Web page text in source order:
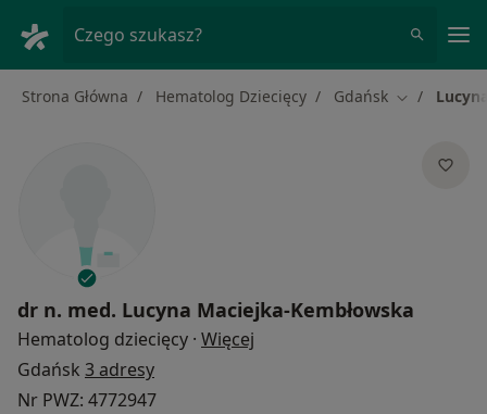
Czego szukasz?
Strona Główna Hematolog Dziecięcy Gdańsk Zmień
dr n. med. Lucyna Maciejka-Kembłowska
Hematolog dziecięcy · Więcej
Gdańsk 3 adresy
Nr PWZ: 4772947